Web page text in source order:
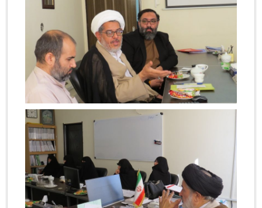
بزرگنمایی
بزرگنمایی